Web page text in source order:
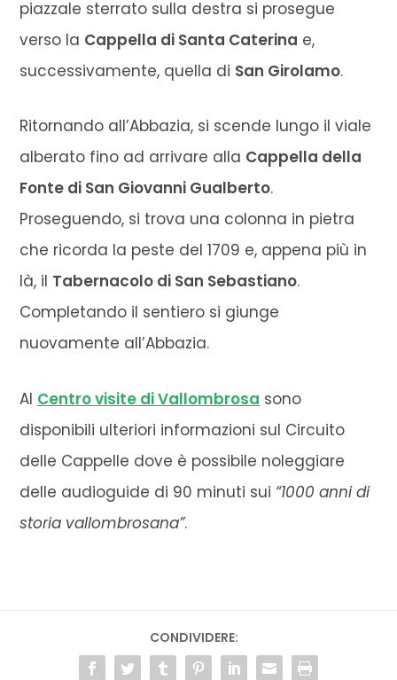
piazzale sterrato sulla destra si prosegue
verso la Cappella di Santa Caterina e,
successivamente, quella di San Girolamo.
Ritornando all’Abbazia, si scende lungo il viale
alberato fino ad arrivare alla Cappella della
Fonte di San Giovanni Gualberto.
Proseguendo, si trova una colonna in pietra
che ricorda la peste del 1709 e, appena più in
là, il Tabernacolo di San Sebastiano.
Completando il sentiero si giunge
nuovamente all’Abbazia.
Al Centro visite di Vallombrosa sono
disponibili ulteriori informazioni sul Circuito
delle Cappelle dove è possibile noleggiare
delle audioguide di 90 minuti sui “1000 anni di
storia vallombrosana”.
CONDIVIDERE: